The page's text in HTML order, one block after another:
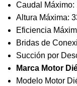
Caudal Máximo:
Altura Máxima:
Eficiencia
Bridas de
Succión por
Marca Motor
Modelo Motor